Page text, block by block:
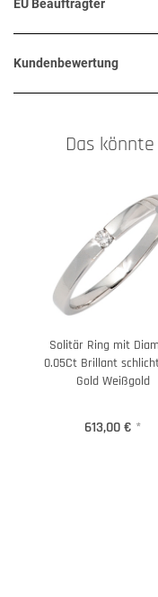
EU Beauftragter
Kundenbewertung
Das
Solitär Ring mit
0.05Ct Brillant
Gold Weißgold
613,00 € *